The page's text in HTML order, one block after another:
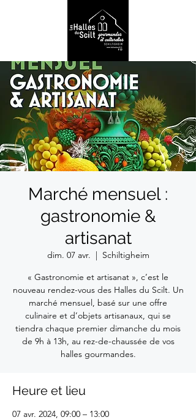
Marché mensuel :
gastronomie &
artisanat
dim. 07 avr.
  |
Schiltigheim
« Gastronomie et artisanat », c’est le
nouveau rendez-vous des Halles du Scilt. Un
marché mensuel, basé sur une offre
culinaire et d’objets artisanaux, qui se
tiendra chaque premier dimanche du mois
de 9h à 13h, au rez-de-chaussée de vos
halles gourmandes.
Heure et lieu
07 avr. 2024, 09:00 – 13:00